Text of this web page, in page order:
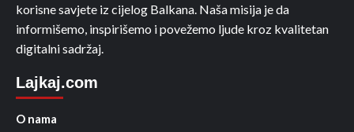
korisne savjete iz cijelog Balkana. Naša misija je da
informišemo, inspirišemo i povežemo ljude kroz kvalitetan
digitalni sadržaj.
Lajkaj.com
O nama